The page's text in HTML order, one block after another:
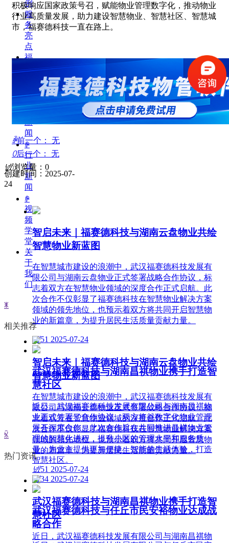
例
服
务
亮
点
福
赛
司
闻
ꄵ
行
业
新
闻
ꄵ
视
频
学
堂
关
于
我
们
积极响应国家政策号召，赋能物业管理数字化，推动物业
行业高质量发展，助力建设智慧物业、智慧社区、智慧城
市，福赛德科技一直在路上。
ꄴ前一个：
无
ꄲ后一个：
无
넶浏览量： 0
创建时间： 2025-07-
24
智启未来｜福赛德科技与湖南云盘物业共绘
智慧物业新蓝图
在智慧城市建设的浪潮中，武汉福赛德科技发展有
限公司与湖南云盘物业正式签署战略合作协议，标
志着双方在智慧物业领域的深度合作正式启航。此
次合作不仅彰显了福赛德科技在智慧物业解决方案
领域的领先地位，也预示着双方将共同开启智慧物
业的新篇章，为提升居民生活质量贡献力量。
넶51 2025-07-24
武汉福赛德科技与湖南昌祺物业携手打造智
慧社区
近日，武汉福赛德科技发展有限公司与湖南昌祺物
业正式签署了合作协议，双方将就数字化物业管理
展开深度合作。此次合作旨在共同推进昌祺物业管
理的智慧化进程，提升小区的管理水平和服务质
量，为业主提供更加便捷、智能的生活体验，打造
智慧社区。
넶34 2025-07-24
武汉福赛德科技与任丘市民安裕物业达成战
略合作
ꂓ
相关推荐
智启未来｜福赛德科技与湖南云盘物业共绘
智慧物业新蓝图
在智慧城市建设的浪潮中，武汉福赛德科技发展有
限公司与湖南云盘物业正式签署战略合作协议，标
志着双方在智慧物业领域的深度合作正式启航。此
次合作不仅彰显了福赛德科技在智慧物业解决方案
领域的领先地位，也预示着双方将共同开启智慧物
业的新篇章，为提升居民生活质量贡献力量。
넶51 2025-07-24
武汉福赛德科技与湖南昌祺物业携手打造智
慧社区
近日，武汉福赛德科技发展有限公司与湖南昌祺物
ꁰ
热门资讯